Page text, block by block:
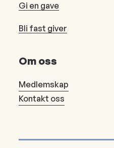
Gi en gave
Bli fast giver
Om oss
Medlemskap
Kontakt oss